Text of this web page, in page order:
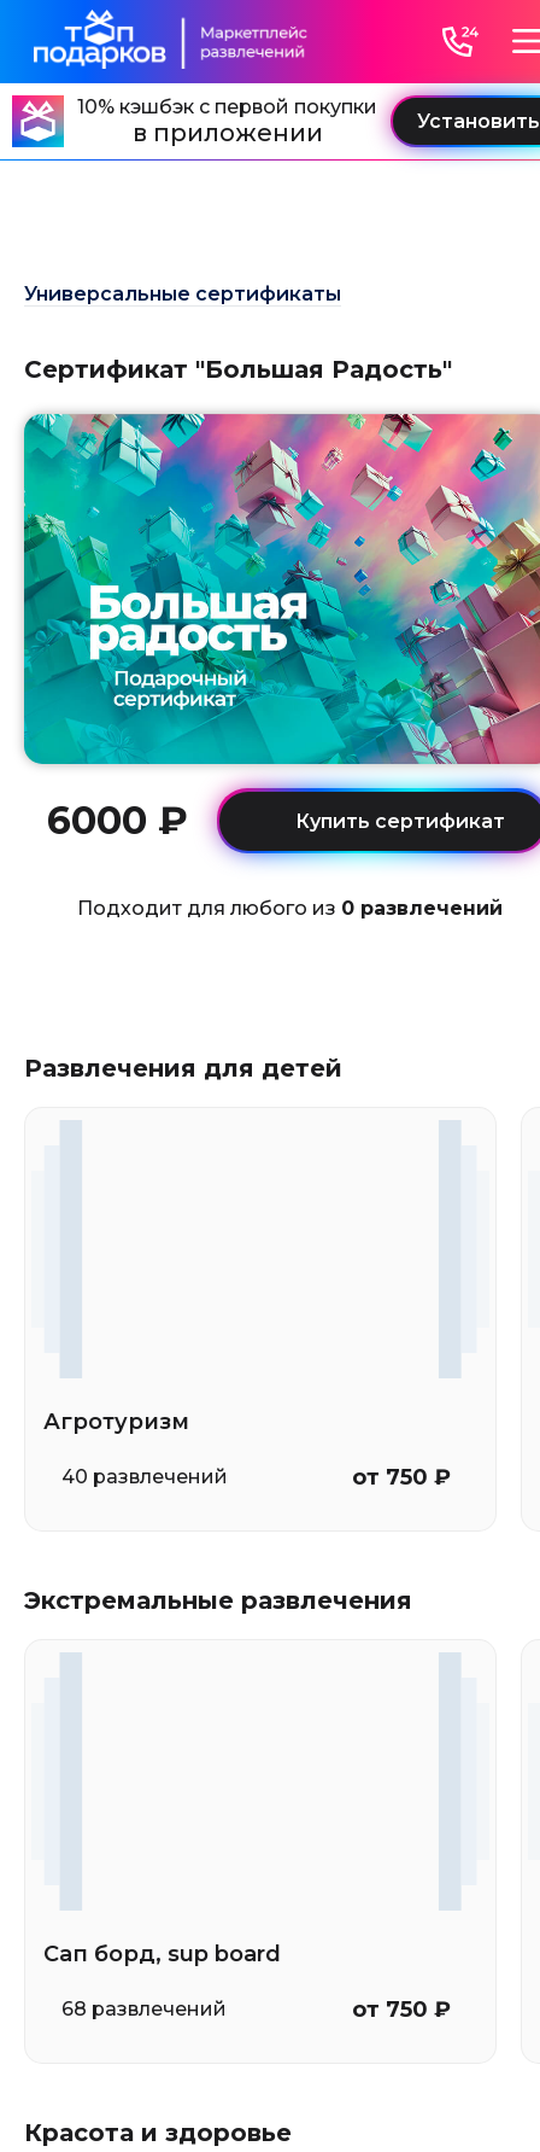
">" />
10% кэшбэк с первой покупки
в приложении
Универсальные сертификаты
Сертификат "Большая Радость"
6000 ₽
Подходит для любого из 0 развлечений
Развлечения для детей
Агротуризм
40 развлечений от 750 ₽
Экстремальные развлечения
Сап борд, sup board
68 развлечений от 750 ₽
Красота и здоровье